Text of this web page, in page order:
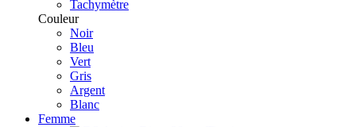
Tachymètre
Couleur
Noir
Bleu
Vert
Gris
Argent
Blanc
Femme